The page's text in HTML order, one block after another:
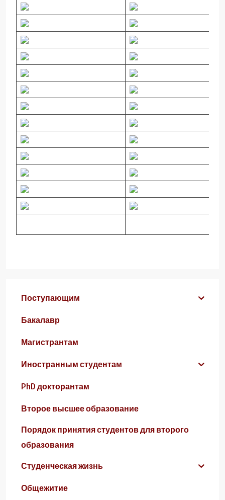
Поступающим
Бакалавр
Магистрантам
Иностранным студентам
PhD докторантам
Второе высшее образование
Порядок принятия студентов для второго
образования
Студенческая жизнь
Общежитие